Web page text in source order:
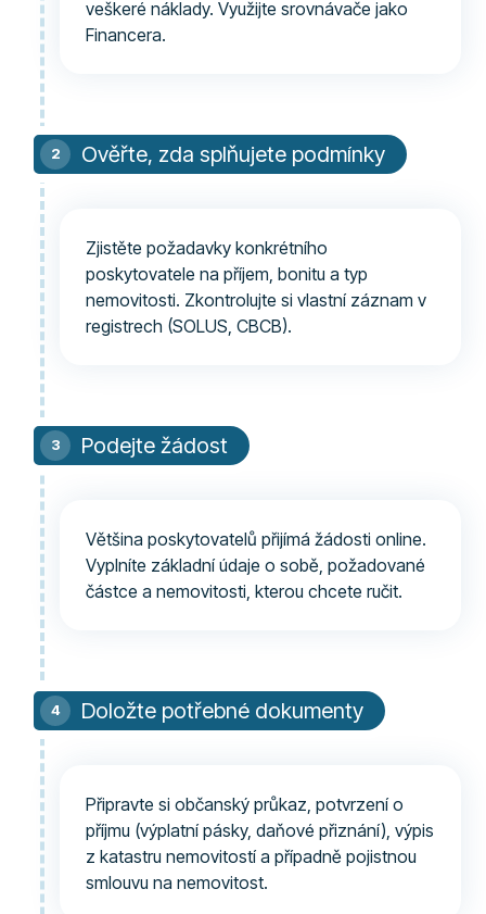
veškeré náklady. Využijte srovnávače jako
Financera.
Ověřte, zda splňujete podmínky
Zjistěte požadavky konkrétního
poskytovatele na příjem, bonitu a typ
nemovitosti. Zkontrolujte si vlastní záznam v
registrech (SOLUS, CBCB).
Podejte žádost
Většina poskytovatelů přijímá žádosti online.
Vyplníte základní údaje o sobě, požadované
částce a nemovitosti, kterou chcete ručit.
Doložte potřebné dokumenty
Připravte si občanský průkaz, potvrzení o
příjmu (výplatní pásky, daňové přiznání), výpis
z katastru nemovitostí a případně pojistnou
smlouvu na nemovitost.